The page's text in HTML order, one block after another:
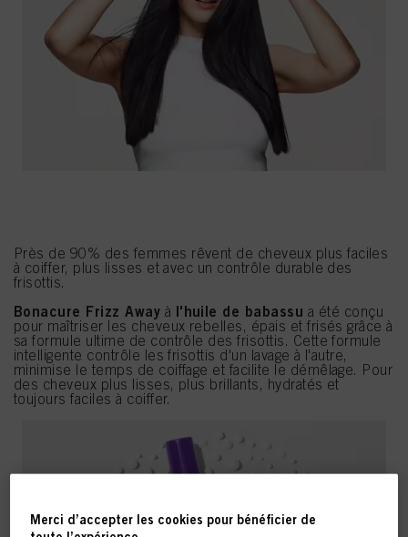
Près de 90% des femmes rêvent de cheveux plus faciles
à coiffer, plus lisses et avec un contrôle durable des
frisottis.
Bonacure Frizz Away à l'huile de babassu a été conçu
pour maîtriser les cheveux rebelles, épais et frisés grâce à
sa formule ultime de contrôle des frisottis. Cette formule
intelligente contrôle les frisottis d'un lavage à l'autre,
minimise le temps de coiffage et facilite le démêlage. Pour
des cheveux plus lisses, plus brillants, hydratés et
toujours faciles à coiffer.
Merci d’accepter les cookies pour bénéficier de